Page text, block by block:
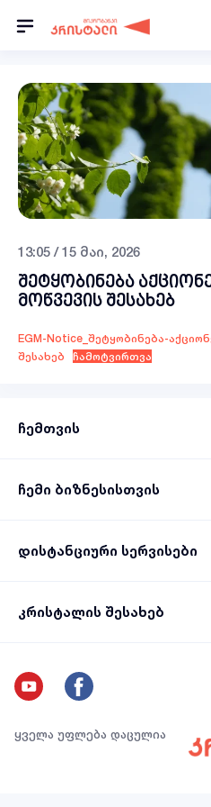
13:05 / 15 მაი, 2026
შეტყობინება
მოწვევის შესახებ
EGM-Notice_შეტყობინება-
შესახებ
ჩამოტვირთვა
ჩემთვის
ჩემი ბიზნესისთვის
დისტანციური სერვისები
კრისტალის შესახებ
ყველა უფლება დაცულია